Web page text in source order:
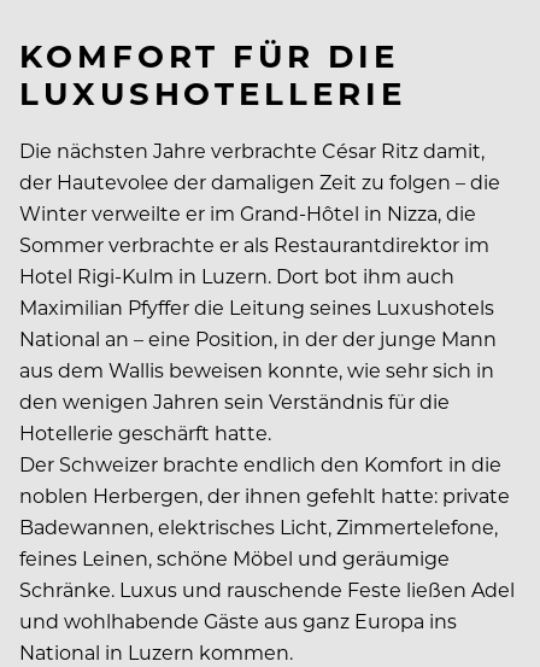
KOMFORT FÜR DIE
LUXUSHOTELLERIE
Die nächsten Jahre verbrachte César Ritz damit,
der Hautevolee der damaligen Zeit zu folgen – die
Winter verweilte er im Grand-Hôtel in Nizza, die
Sommer verbrachte er als Restaurantdirektor im
Hotel Rigi-Kulm in Luzern. Dort bot ihm auch
Maximilian Pfyffer die Leitung seines Luxus­hotels
National an – eine Position, in der der junge Mann
aus dem Wallis beweisen konnte, wie sehr sich in
den wenigen Jahren sein Verständnis für die
Hotellerie geschärft hatte.
Der Schweizer brachte endlich den Komfort in die
noblen Herbergen, der ihnen gefehlt hatte: private
Badewannen, elektrisches Licht, Zimmertelefone,
feines Leinen, schöne Möbel und geräumige
Schränke. Luxus und rauschende Feste ließen Adel
und wohlhabende Gäste aus ganz Europa ins
National in Luzern kommen.